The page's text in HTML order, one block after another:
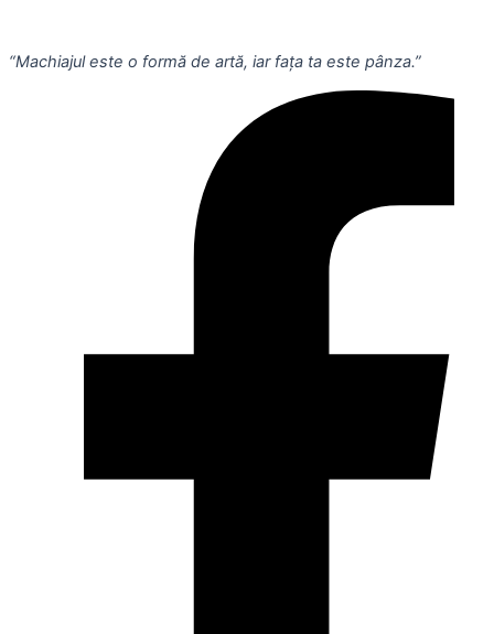
“Machiajul este o formă de artă, iar fața ta este pânza.”